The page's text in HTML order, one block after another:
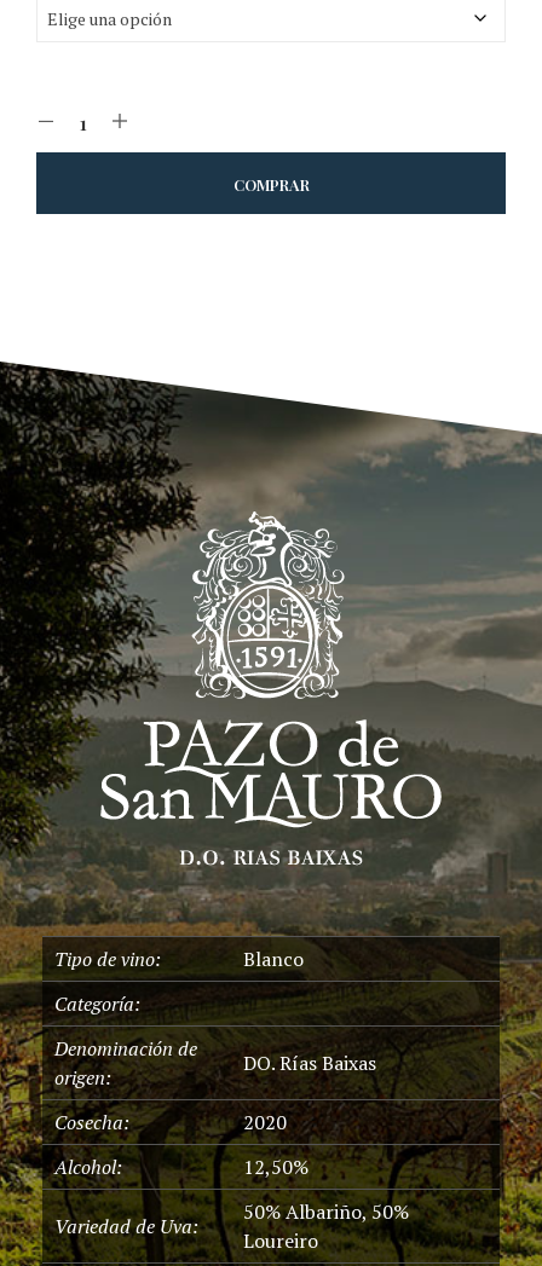
COMPRAR
Tipo de vino:
Blanco
Categoría:
Denominación de
origen:
DO. Rías Baixas
Cosecha:
2020
Alcohol:
12,50%
Variedad de Uva:
50% Albariño, 50%
Loureiro